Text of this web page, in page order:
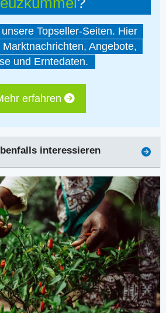
Topseller-Seiten. Hier
Angebote,
und Erntedaten.
erfahren
interessieren